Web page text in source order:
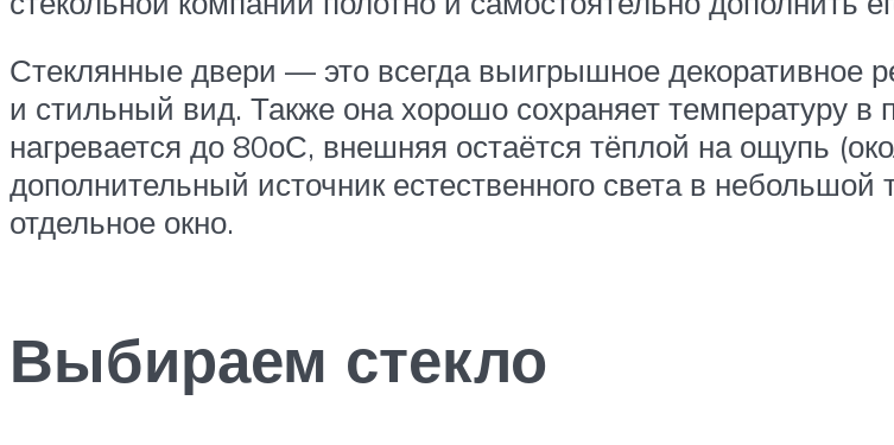
Стеклянные двери — это всегда выигрышное декоративное
и стильный вид. Также она хорошо сохраняет температуру в
нагревается до 80оС, внешняя остаётся тёплой на ощупь
дополнительный источник естественного света в небольшой
отдельное окно.
Выбираем стекло